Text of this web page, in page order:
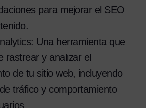
para mejorar el SEO
Una herramienta que
rastrear y analizar el
de tu sitio web, incluyendo
tráfico y comportamiento